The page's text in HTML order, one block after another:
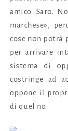
amico Saro.
marchese»,
cose non potrà
per arrivare
sistema di
costringe ad
oppone il
di quel no.